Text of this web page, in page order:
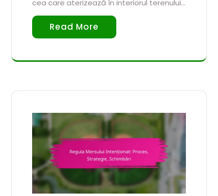
cea care aterizează în interiorul terenului…
Read More